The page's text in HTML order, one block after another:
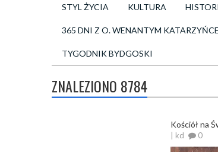
STYL ŻYCIA KULTURA
365 DNI Z O. WENANTYM
TYGODNIK BYDGOSKI
ZNALEZIONO 8784
Kościół na
| kd 0